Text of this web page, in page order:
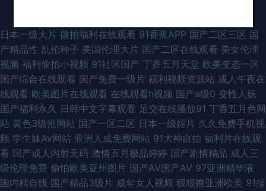
97社视频探花 97成人超碰 在线成人影片 波多结野毛片A片 久久成人伊人 婷
欧美国产 熟女人妻素人TS 91色网站 国产性爱精品一区 免费观看91网站 国
日本一级大片 微拍福利在线观看 91香蕉APP 国产二区三区 国
产精品性 乱伦种子 美国伦理大片 国产二区在线观看 美女伦理
视频 福利偷拍小视频 91社区国产 丁香五月天堂 欧美变态一区
国产综合在线观看 国产免费一级片 福利视频资源站 成人午夜在
线观看 欧美图片在线观看 在线观看h视频 国产a级0 变性人妖
国产福利永久 日韩中文字幕观看 足交在线播放91 丁香五月色网
站 黄色3级抢网站 国产一区二区 日本一级婬片 久久免费手机视
频 学生妹Av网站 亚洲人成免费网站 91大神自拍 福利片在线观
看 国产成人内射无码 激情五月极品婷婷 国产剧情精品 成人三
级伦理免费 偷怕欧美亚州图片 国产AV国产AV 97亚洲精华液
国内精自线 国产精品3级片 成年女人视频 狠狠撸亚洲欧美 91操